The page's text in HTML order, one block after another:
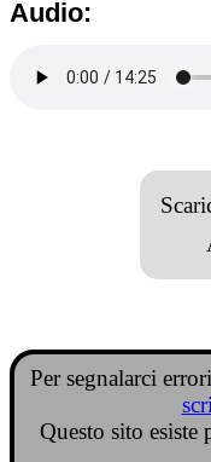
Audio:
Per segnalarci
Questo sito